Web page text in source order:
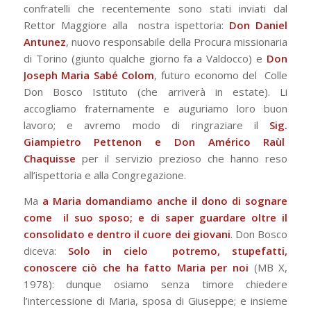
confratelli che recentemente sono stati inviati dal
Rettor Maggiore alla nostra ispettoria: Don Daniel
Antunez, nuovo responsabile della Procura missionaria
di Torino (giunto qualche giorno fa a Valdocco) e Don
Joseph Maria Sabé Colom, futuro economo del Colle
Don Bosco Istituto (che arriverà in estate). Li
accogliamo fraternamente e auguriamo loro buon
lavoro; e avremo modo di ringraziare il Sig.
Giampietro Pettenon e Don Américo Raùl
Chaquisse per il servizio prezioso che hanno reso
all’ispettoria e alla Congregazione.
Ma a Maria domandiamo anche il dono di sognare
come il suo sposo; e di saper guardare oltre il
consolidato e dentro il cuore dei giovani. Don Bosco
diceva: Solo in cielo potremo, stupefatti,
conoscere ciò che ha fatto Maria per noi (MB X,
1978): dunque osiamo senza timore chiedere
l’intercessione di Maria, sposa di Giuseppe; e insieme